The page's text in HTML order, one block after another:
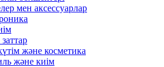
мен аксессуарлар
және косметика
және киім